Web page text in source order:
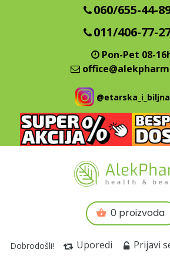
060/655-44-
011/406-77-
Pon-Pet 08-
0 proizvoda
Dobrodošli! Uporedi Prijavi